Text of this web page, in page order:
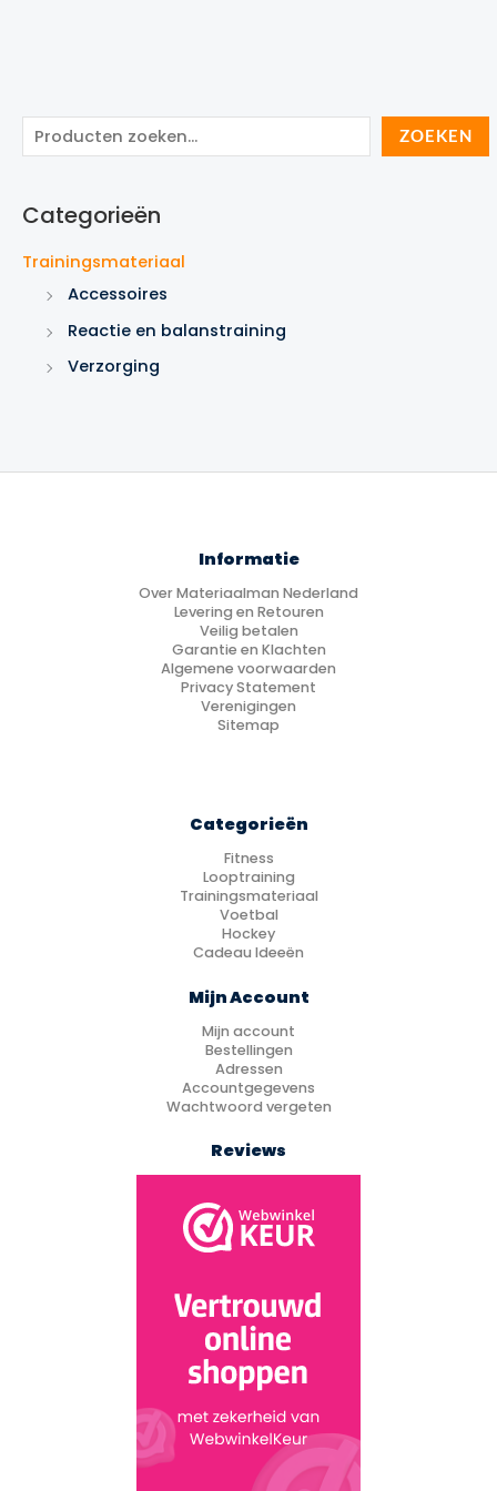
o
k
e
ZOEKEN
Categorieën
Trainingsmateriaal
Accessoires
Reactie en balanstraining
Verzorging
Informatie
Over Materiaalman Nederland
Levering en Retouren
Veilig betalen
Garantie en Klachten
Algemene voorwaarden
Privacy Statement
Verenigingen
Sitemap
Categorieën
Fitness
Looptraining
Trainingsmateriaal
Voetbal
Hockey
Cadeau Ideeën
Mijn Account
Mijn account
Bestellingen
Adressen
Accountgegevens
Wachtwoord vergeten
Reviews